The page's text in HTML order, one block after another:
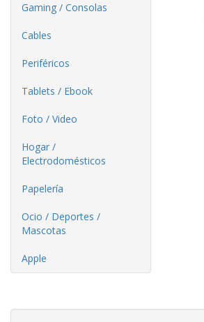
Gaming / Consolas
Cables
Periféricos
Tablets / Ebook
Foto / Video
Hogar /
Electrodomésticos
Papelería
Ocio / Deportes /
Mascotas
Apple